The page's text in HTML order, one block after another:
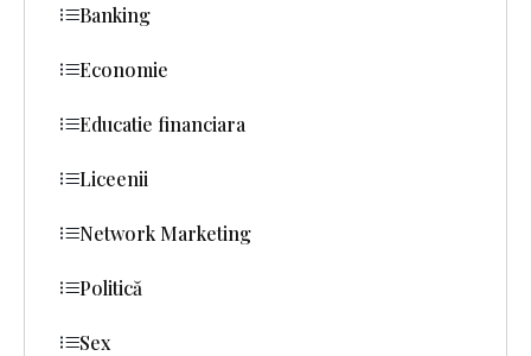
Banking
Economie
Educatie financiara
Liceenii
Network Marketing
Politică
Sex